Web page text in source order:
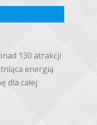
130 atrakcji
energią
dla całej